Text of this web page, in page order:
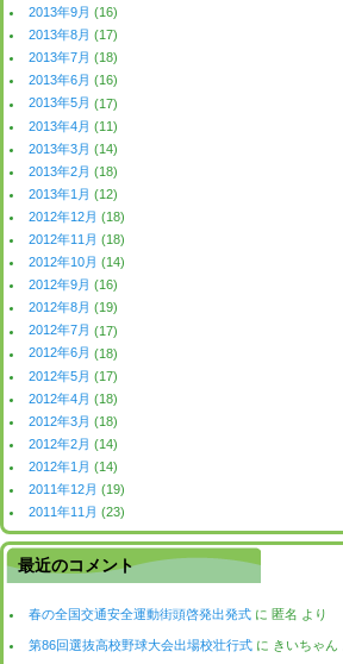
2013年9月 (16)
2013年8月 (17)
2013年7月 (18)
2013年6月 (16)
2013年5月 (17)
2013年4月 (11)
2013年3月 (14)
2013年2月 (18)
2013年1月 (12)
2012年12月 (18)
2012年11月 (18)
2012年10月 (14)
2012年9月 (16)
2012年8月 (19)
2012年7月 (17)
2012年6月 (18)
2012年5月 (17)
2012年4月 (18)
2012年3月 (18)
2012年2月 (14)
2012年1月 (14)
2011年12月 (19)
2011年11月 (23)
最近のコメント
春の全国交通安全運動街頭啓発出発式 に 匿名 より
第86回選抜高校野球大会出場校壮行式 に きいちゃん